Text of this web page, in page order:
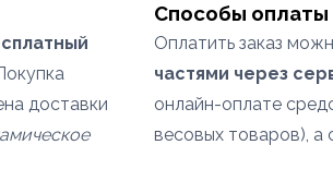
доставки
Способы оплаты
Оплатить заказ
частями через
онлайн-оплате
весовых товаров), а